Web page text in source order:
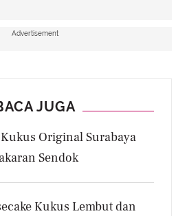
Advertisement
JUGA
Kukus Original Surabaya
Sendok
Kukus Lembut dan